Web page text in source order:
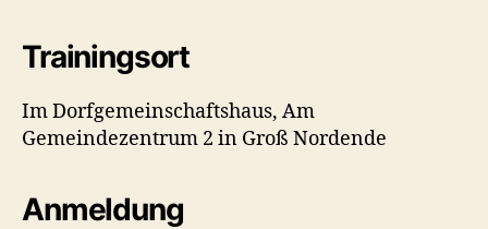
Trainingsort
Im Dorfgemeinschaftshaus, Am
Gemeindezentrum 2 in Groß Nordende
Anmeldung